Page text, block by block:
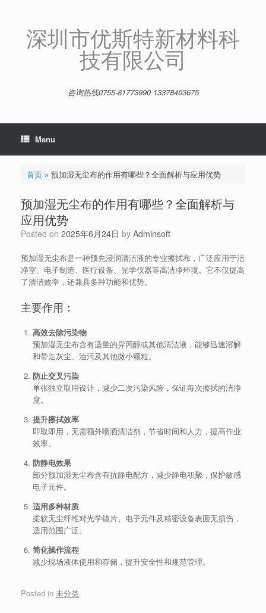
深圳市优斯特新材料科
技有限公司
咨询热线0755-81773990 13378403675
Menu
首页» 预加湿无尘布的作用有哪些？全面解析与应用优势
预加湿无尘布的作用有哪些？全面解析与
应用优势
Posted on 2025年6月24日 by Adminsoft
预加湿无尘布是一种预先浸润清洁液的专业擦拭布，广泛应用于洁
净室、电子制造、医疗设备、光学仪器等高洁净环境。它不仅提高
了清洁效率，还兼具多种功能和优势。
主要作用：
高效去除污染物
预加湿无尘布含有适量的异丙醇或其他清洁液，能够迅速溶解
和带走灰尘、油污及其他微小颗粒。
防止交叉污染
单张独立取用设计，减少二次污染风险，保证每次擦拭的洁净
度。
提升擦拭效率
即取即用，无需额外喷洒清洁剂，节省时间和人力，提高作业
效率。
防静电效果
部分预加湿无尘布含有抗静电配方，减少静电积聚，保护敏感
电子元件。
适用多种材质
柔软无尘纤维对光学镜片、电子元件及精密设备表面无损伤，
适用范围广泛。
简化操作流程
减少现场液体使用和存储，提升安全性和规范管理。
Posted in 未分类.